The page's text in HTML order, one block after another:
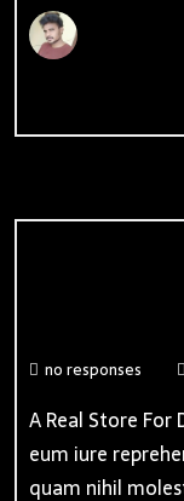
no responses
A Real Store
eum iure
quam nihil